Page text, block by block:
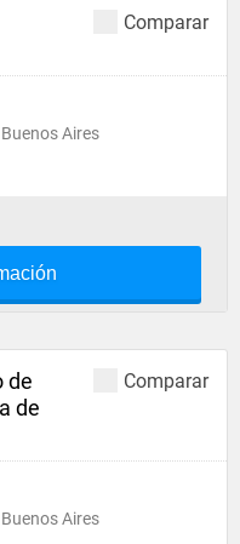
Comparar
Aires
Comparar
de
de
Aires